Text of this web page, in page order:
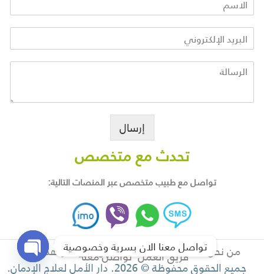
إرسال
تحدث مع متخصص
تواصل مع طبيب متخصص عبر المنصات التالية:
من نحن خدمات مميزة للمتعالجين رؤيتنا وأهدافنا فريق العمل تواصل معنا
جميع الحقوق محفوظة © 2026. دار الأمل لعلاج الإدمان.
تواصل معنا الان بسرية وخصوصية
O